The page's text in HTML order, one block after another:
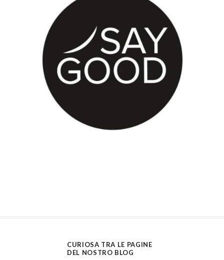
CURIOSA TRA LE PAGINE
DEL NOSTRO BLOG